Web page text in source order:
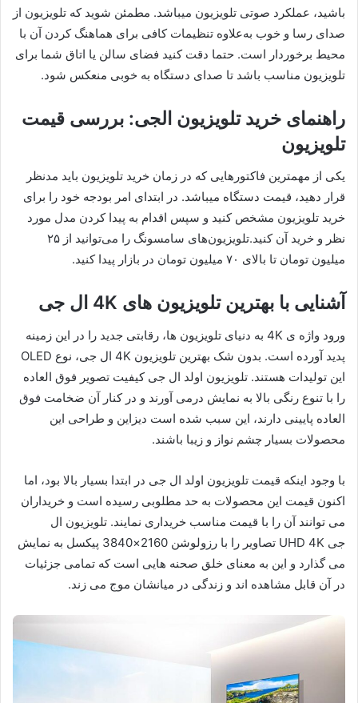
باشید، عملکرد صوتی تلویزیون میباشد. مطمئن شوید که تلویزیون از
صدای رسا و خوب به‌علاوه تنظیمات کافی برای هماهنگ کردن آن با
محیط برخوردار است. حتما دقت کنید فضای سالن یا اتاق شما برای
تلویزیون مناسب باشد تا صدای دستگاه به خوبی منعکس شود.
راهنمای خرید تلویزیون الجی: بررسی قیمت
تلویزیون
یکی از مهمترین فاکتورهایی که در زمان خرید تلویزیون باید مدنظر
قرار دهید، قیمت دستگاه میباشد. در ابتدای امر بودجه خود را برای
خرید تلویزیون مشخص کنید و سپس اقدام به پیدا کردن مدل مورد
نظر و خرید آن کنید.تلویزیون‌های سامسونگ را می‌توانید از ۲۵
میلیون تومان تا بالای ۷۰ میلیون تومان در بازار پیدا کنید.
آشنایی با بهترین تلویزیون های 4K ال جی
ورود واژه ی 4K به دنیای تلویزیون ها، رقابتی جدید را در این زمینه
پدید آورده است. بدون شک بهترین تلویزیون 4K ال جی، نوع OLED
این تولیدات هستند. تلویزیون اولد ال جی کیفیت تصویر فوق العاده
را با تنوع رنگی بالا به نمایش درمی آورند و در کنار آن ضخامت فوق
العاده پایینی دارند، این سبب شده است دیزاین و طراحی این
محصولات بسیار چشم نواز و زیبا باشند.
با وجود اینکه قیمت تلویزیون اولد ال جی در ابتدا بسیار بالا بود، اما
اکنون قیمت این محصولات به حد مطلوبی رسیده است و خریداران
می توانند آن را با قیمت مناسب خریداری نمایند. تلویزیون ال
جی UHD 4K تصاویر را با رزولوشن 2160×3840 پیکسل به نمایش
می گذارد و این به معنای خلق صحنه هایی است که تمامی جزئیات
در آن قابل مشاهده اند و زندگی در میانشان موج می زند.